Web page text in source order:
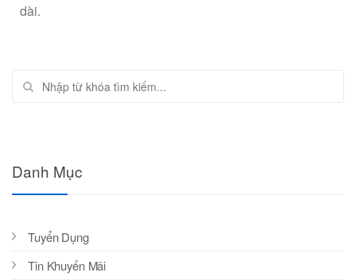
dài.
Tìm kiếm:
Danh Mục
Tuyển Dụng
Tin Khuyến Mãi